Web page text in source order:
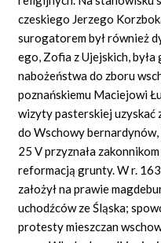
czeskiego Jerzego
surogatorem był również
ego, Zofia z Ujejskich,
nabożeństwa do zboru
poznańskiemu Maciejowi
wizyty pasterskiej uzyskać
do Wschowy bernardynów,
25 V przyznała
reformacją grunty. W r.
założył na prawie
uchodźców ze Śląska;
protesty mieszczan